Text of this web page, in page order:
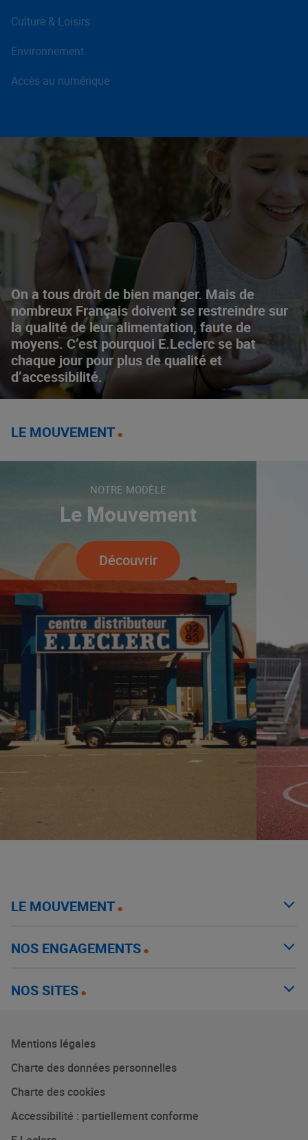
On a tous droit de bien manger. Mais de
nombreux Français doivent se restreindre sur
la qualité de leur alimentation, faute de
moyens. C’est pourquoi E.Leclerc se bat
chaque jour pour plus de qualité et
d’accessibilité.
Culture & Loisirs
Environnement
Accès au numérique
LE MOUVEMENT
NOTRE MODÈLE
Le Mouvement
Découvrir
LE MOUVEMENT
NOS ENGAGEMENTS
NOS SITES
Mentions légales
Charte des données personnelles
Charte des cookies
Accessibilité : partiellement conforme